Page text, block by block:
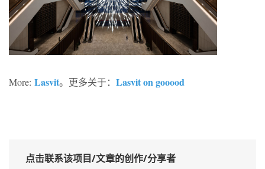
More: Lasvit。更多关于： Lasvit on gooood
点击联系该项目/文章的创作/分享者